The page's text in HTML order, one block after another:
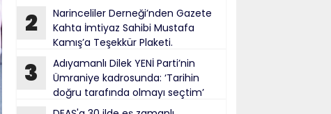
2
Narinceliler Derneği’nden Gazete
Kahta İmtiyaz Sahibi Mustafa
Kamış’a Teşekkür Plaketi.
3
Adıyamanlı Dilek YENİ Parti’nin
Ümraniye kadrosunda: ‘Tarihin
doğru tarafında olmayı seçtim’